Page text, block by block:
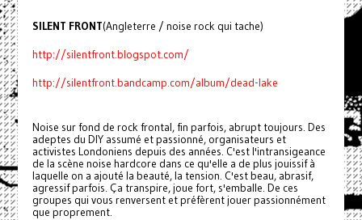
SILENT FRONT(Angleterre / noise rock qui tache)
http://silentfront.blogspot.com/
http://silentfront.bandcamp.com/album/dead-lake
Noise sur fond de rock frontal, fin parfois, abrupt toujours. Des
adeptes du DIY assumé et passionné, organisateurs et
activistes Londoniens depuis des années. C'est l'intransigeance
de la scène noise hardcore dans ce qu'elle a de plus jouissif à
laquelle on a ajouté la beauté, la tension. C'est beau, abrasif,
agressif parfois. Ça transpire, joue fort, s'emballe. De ces
groupes qui vous renversent et préfèrent jouer passionnément
que proprement.